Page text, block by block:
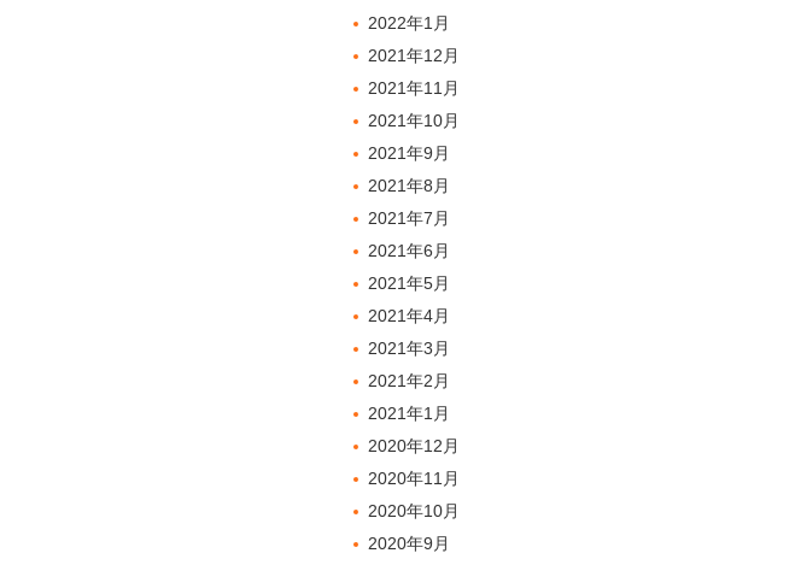
2022年1月
2021年12月
2021年11月
2021年10月
2021年9月
2021年8月
2021年7月
2021年6月
2021年5月
2021年4月
2021年3月
2021年2月
2021年1月
2020年12月
2020年11月
2020年10月
2020年9月